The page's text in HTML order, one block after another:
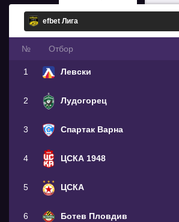
№ Oтбор
1 Левски
2 Лудогорец
3 Спартак Варна
4 ЦСКА 1948
5 ЦСКА
6 Ботев Пловдив